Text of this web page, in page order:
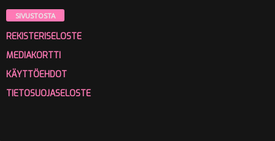
SIVUSTOSTA
REKISTERISELOSTE
MEDIAKORTTI
KÄYTTÖEHDOT
TIETOSUOJASELOSTE